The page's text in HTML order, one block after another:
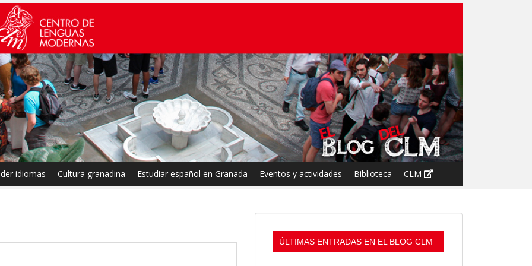
idiomas Cultura granadina Estudiar español en Granada Eventos y actividades Biblioteca CLM
ÚLTIMAS ENTRADAS EN EL BLOG CLM